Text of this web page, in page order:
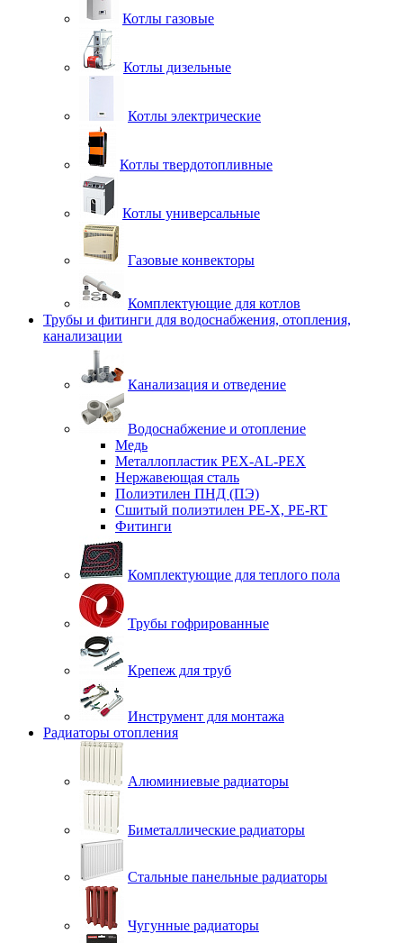
Котлы газовые
Котлы дизельные
Котлы электрические
Котлы твердотопливные
Котлы универсальные
Газовые конвекторы
Комплектующие для котлов
Трубы и фитинги для водоснабжения, отопления,
канализации
Канализация и отведение
Водоснабжение и отопление
Медь
Металлопластик PEX-AL-PEX
Нержавеющая сталь
Полиэтилен ПНД (ПЭ)
Сшитый полиэтилен PE-X, PE-RT
Фитинги
Комплектующие для теплого пола
Трубы гофрированные
Крепеж для труб
Инструмент для монтажа
Радиаторы отопления
Алюминиевые радиаторы
Биметаллические радиаторы
Стальные панельные радиаторы
Чугунные радиаторы